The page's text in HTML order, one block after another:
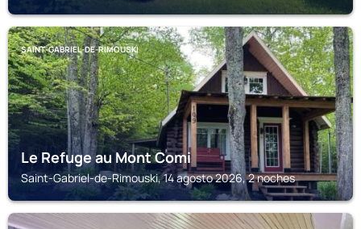
SAINT-GABRIEL-DE-RIMOUSKI
Le Refuge au Mont Comi
Saint-Gabriel-de-Rimouski, 14 agosto 2026, 2 noches